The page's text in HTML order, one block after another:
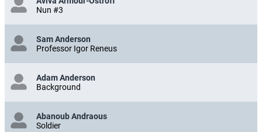
Nun #3
Sam Anderson
Professor Igor Reneus
Adam Anderson
Background
Abanoub Andraous
Soldier